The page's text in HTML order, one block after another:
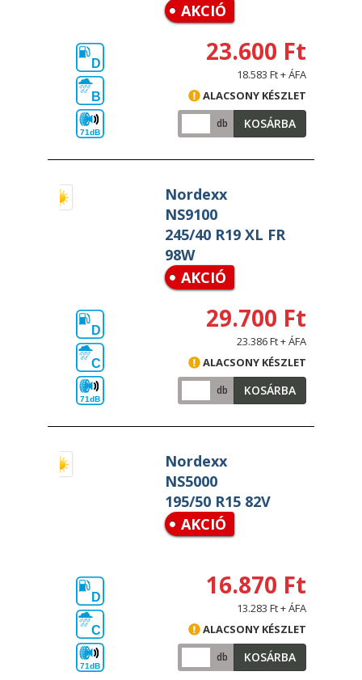
AKCIÓ
D
B
71dB
23.600 Ft
18.583 Ft + ÁFA
ALACSONY KÉSZLET
db KOSÁRBA
Nordexx
NS9100
245/40 R19 XL FR
98W
AKCIÓ
D
C
71dB
29.700 Ft
23.386 Ft + ÁFA
ALACSONY KÉSZLET
db KOSÁRBA
Nordexx
NS5000
195/50 R15 82V
AKCIÓ
D
C
71dB
16.870 Ft
13.283 Ft + ÁFA
ALACSONY KÉSZLET
db KOSÁRBA